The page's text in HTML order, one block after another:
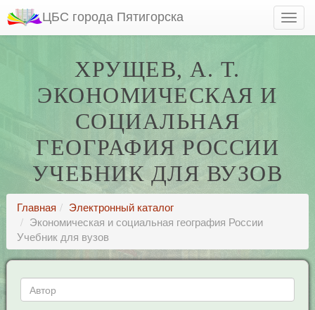
ЦБС города Пятигорска
ХРУЩЕВ, А. Т.
ЭКОНОМИЧЕСКАЯ И
СОЦИАЛЬНАЯ
ГЕОГРАФИЯ РОССИИ
УЧЕБНИК ДЛЯ ВУЗОВ
Главная
Электронный каталог
Экономическая и социальная география России
Учебник для вузов